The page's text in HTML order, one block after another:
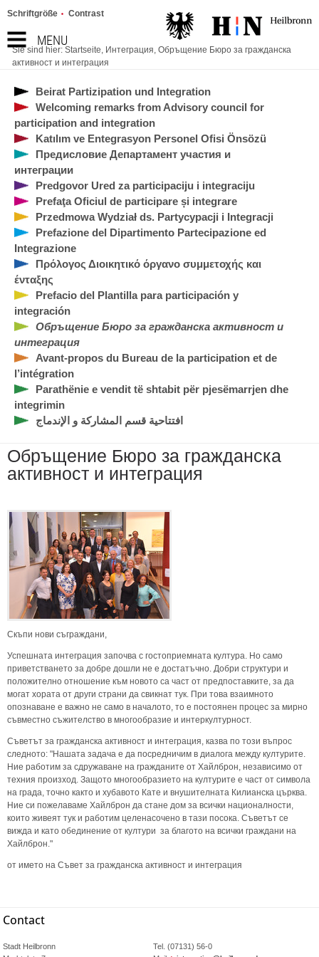
MENU
Schriftgröße Contrast
Sie sind hier: Startseite, Интеграция, Обръщение Бюро за гражданска
активност и интеграция
Beirat Partizipation und Integration
Welcoming remarks from Advisory council for
participation and integration
Katılım ve Entegrasyon Personel Ofisi Önsözü
Предисловие Департамент участия и
интеграции
Predgovor Ured za participaciju i integraciju
Prefaţa Oficiul de participare și integrare
Przedmowa Wydział ds. Partycypacji i Integracji
Prefazione del Dipartimento Partecipazione ed
Integrazione
Πρόλογος Διοικητικό όργανο συμμετοχής και
ένταξης
Prefacio del Plantilla para participación y
integración
Обръщение Бюро за гражданска активност и
интеграция
Avant-propos du Bureau de la participation et de
l’intégration
Parathënie e vendit të shtabit për pjesëmarrjen dhe
integrimin
افتتاحية قسم المشاركة و الإندماج
Обръщение Бюро за гражданска
активност и интеграция
Скъпи нови съграждани,
Успешната интеграция започва с гостоприемната култура. Но само
приветстването за добре дошли не е достатъчно. Добри структури и
положително отношение към новото са част от предпоставките, за да
могат хората от други страни да свикнат тук. При това взаимното
опознаване е важно не само в началото, то е постоянен процес за мирно
съвместно съжителство в многообразие и интеркултурност.
Съветът за гражданска активност и интеграция, казва по този въпрос
следното: "Нашата задача е да посредничим в диалога между културите.
Ние работим за сдружаване на гражданите от Хайлброн, независимо от
техния произход. Защото многообразието на културите e част от символа
на града, точно както и хубавото Кате и внушителната Килианска църква.
Ние си пожелаваме Хайлброн да стане дом за всички националности,
които живеят тук и работим целенасочено в тази посока. Съветът се
вижда и като обединение от култури за благото на всички граждани на
Хайлброн."
от името на Съвет за гражданска активност и интеграция
Contact
Stadt Heilbronn
Tel. (07131) 56-0